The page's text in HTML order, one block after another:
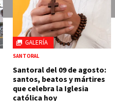
GALERÍA
SANTORAL
Santoral del 09 de agosto:
santos, beatos y mártires
que celebra la Iglesia
católica hoy